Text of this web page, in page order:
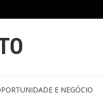
E NEGÓCIO